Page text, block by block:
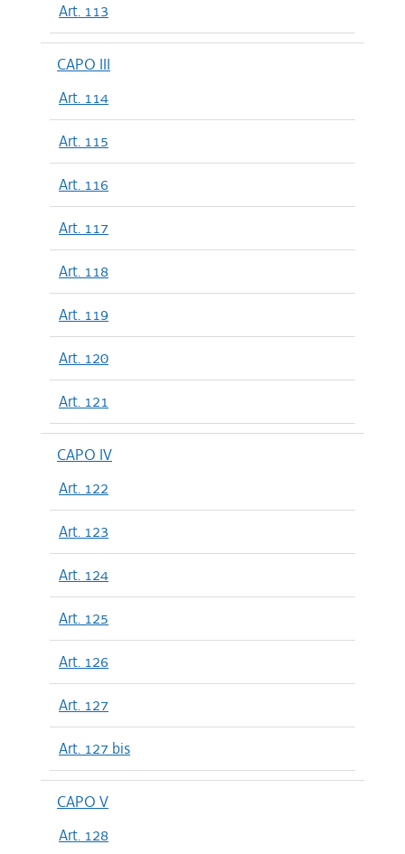
Art. 113
CAPO III
Art. 114
Art. 115
Art. 116
Art. 117
Art. 118
Art. 119
Art. 120
Art. 121
CAPO IV
Art. 122
Art. 123
Art. 124
Art. 125
Art. 126
Art. 127
Art. 127 bis
CAPO V
Art. 128